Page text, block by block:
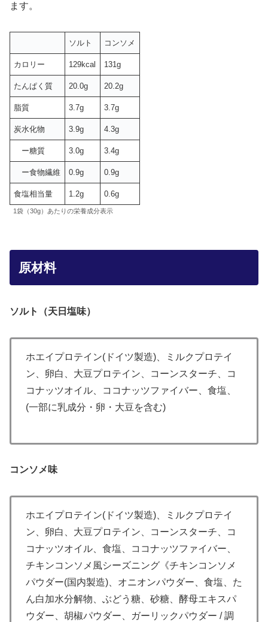
ます。
ソルト コンソメ
カロリー 129kcal 131g
たんぱく質 20.0g 20.2g
脂質 3.7g 3.7g
炭水化物 3.9g 4.3g
ー糖質 3.0g 3.4g
ー食物繊維 0.9g 0.9g
食塩相当量 1.2g 0.6g
1袋（30g）あたりの栄養成分表示
原材料
ソルト（天日塩味）
ホエイプロテイン(ドイツ製造)、ミルクプロテイ
ン、卵白、大豆プロテイン、コーンスターチ、コ
コナッツオイル、ココナッツファイバー、食塩、
(一部に乳成分・卵・大豆を含む)
コンソメ味
ホエイプロテイン(ドイツ製造)、ミルクプロテイ
ン、卵白、大豆プロテイン、コーンスターチ、コ
コナッツオイル、食塩、ココナッツファイバー、
チキンコンソメ風シーズニング《チキンコンソメ
パウダー(国内製造)、オニオンパウダー、食塩、た
ん白加水分解物、ぶどう糖、砂糖、酵母エキスパ
ウダー、胡椒パウダー、ガーリックパウダー / 調